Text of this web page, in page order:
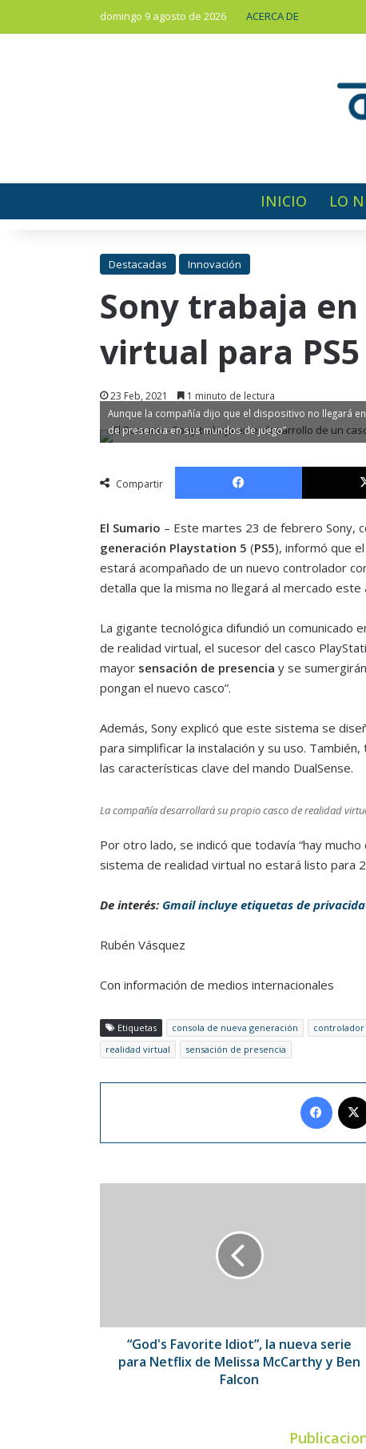
domingo 9 agosto de 2026 ACERCA DE
INICIO LO
Destacadas Innovación
Sony trabaja
virtual para PS5
23 Feb, 2021 1 minuto de lectura
Aunque la compañía dijo que el dispositivo no llegará
de presencia en sus mundos de juego”
Compartir
Facebook
El Sumario – Este martes 23 de febrero Sony,
generación Playstation 5 (PS5), informó que
estará acompañado de un nuevo controlador
detalla que la misma no llegará al mercado este
La gigante tecnológica difundió un comunicado
de realidad virtual, el sucesor del casco
mayor sensación de presencia y se
pongan el nuevo casco”.
Además, Sony explicó que este sistema se
para simplificar la instalación y su uso. También,
las características clave del mando DualSense.
La compañía desarrollará su propio casco de realidad
Por otro lado, se indicó que todavía “hay
sistema de realidad virtual no estará listo para
De interés: Gmail incluye etiquetas de
Rubén Vásquez
Con información de medios internacionales
Etiquetas consola de nueva generación controlador
realidad virtual
sensación de presencia
de
Melissa
McCarthy
“God's Favorite Idiot”, la nueva serie
para Netflix de Melissa McCarthy y Ben
Falcon